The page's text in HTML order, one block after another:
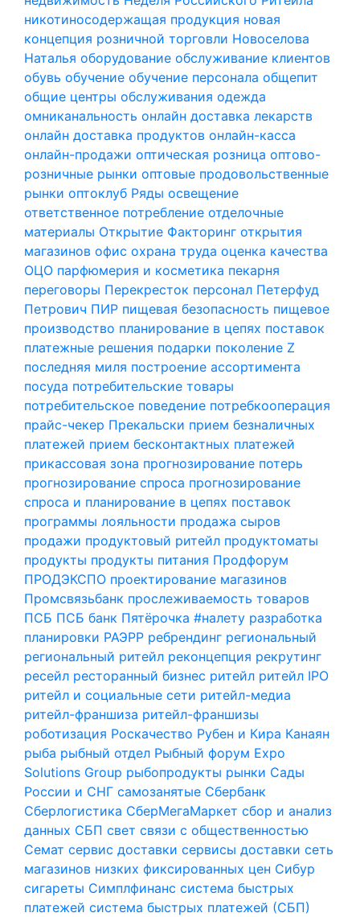
никотиносодержащая продукция новая
концепция розничной торговли Новоселова
Наталья оборудование обслуживание клиентов
обувь обучение обучение персонала общепит
общие центры обслуживания одежда
омниканальность онлайн доставка лекарств
онлайн доставка продуктов онлайн-касса
онлайн-продажи оптическая розница оптово-
розничные рынки оптовые продовольственные
рынки оптоклуб Ряды освещение
ответственное потребление отделочные
материалы Открытие Факторинг открытия
магазинов офис охрана труда оценка качества
ОЦО парфюмерия и косметика пекарня
переговоры Перекресток персонал Петерфуд
Петрович ПИР пищевая безопасность пищевое
производство планирование в цепях поставок
платежные решения подарки поколение Z
последняя миля построение ассортимента
посуда потребительские товары
потребительское поведение потребкооперация
прайс-чекер Прекальски прием безналичных
платежей прием бесконтактных платежей
прикассовая зона прогнозирование потерь
прогнозирование спроса прогнозирование
спроса и планирование в цепях поставок
программы лояльности продажа сыров
продажи продуктовый ритейл продуктоматы
продукты продукты питания Продфорум
ПРОДЭКСПО проектирование магазинов
Промсвязьбанк прослеживаемость товаров
ПСБ ПСБ банк Пятёрочка #налету разработка
планировки РАЭРР ребрендинг региональный
региональный ритейл реконцепция рекрутинг
ресейл ресторанный бизнес ритейл ритейл IPO
ритейл и социальные сети ритейл-медиа
ритейл-франшиза ритейл-франшизы
роботизация Роскачество Рубен и Кира Канаян
рыба рыбный отдел Рыбный форум Expo
Solutions Group рыбопродукты рынки Сады
России и СНГ самозанятые Сбербанк
Сберлогистика СберМегаМаркет сбор и анализ
данных СБП свет связи с общественностью
Семат сервис доставки сервисы доставки сеть
магазинов низких фиксированных цен Сибур
сигареты Симплфинанс система быстрых
платежей система быстрых платежей (СБП)